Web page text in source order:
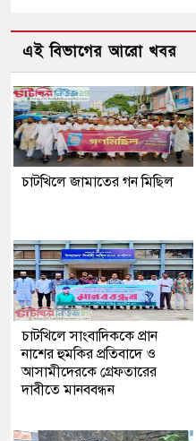
এই বিভাগের আরো খবর
চাটখিলে জামাতের গন মিছিল
চাটখিলে সাংবাদিককে প্রান
নাশের হুমকির প্রতিবাদে ও
আসামীদেরকে গ্রেফতারের
দাবীতে মানববন্ধন